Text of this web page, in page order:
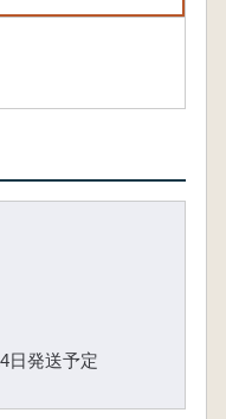
日発送予定